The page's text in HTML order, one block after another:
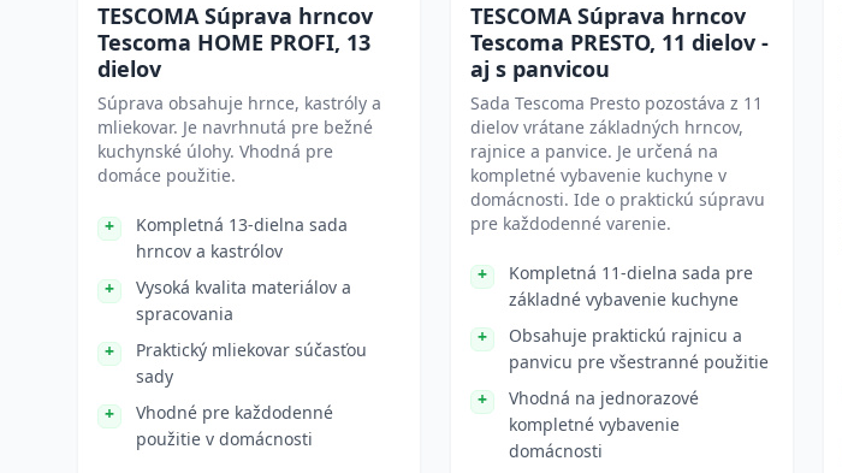
TESCOMA Súprava hrncov
Tescoma HOME PROFI, 13
dielov
Súprava obsahuje hrnce, kastróly a
mliekovar. Je navrhnutá pre bežné
kuchynské úlohy. Vhodná pre
domáce použitie.
Kompletná 13-dielna sada
hrncov a kastrólov
Vysoká kvalita materiálov a
spracovania
Praktický mliekovar súčasťou
sady
Vhodné pre každodenné
použitie v domácnosti
TESCOMA Súprava hrncov
Tescoma PRESTO, 11 dielov -
aj s panvicou
Sada Tescoma Presto pozostáva z 11
dielov vrátane základných hrncov,
rajnice a panvice. Je určená na
kompletné vybavenie kuchyne v
domácnosti. Ide o praktickú súpravu
pre každodenné varenie.
Kompletná 11-dielna sada pre
základné vybavenie kuchyne
Obsahuje praktickú rajnicu a
panvicu pre všestranné použitie
Vhodná na jednorazové
kompletné vybavenie
domácnosti